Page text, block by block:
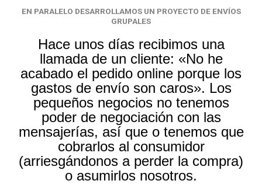
EN PARALELO DESARROLLAMOS UN PROYECTO DE ENVÍOS
GRUPALES
Hace unos días recibimos una
llamada de un cliente: «No he
acabado el pedido online porque los
gastos de envío son caros». Los
pequeños negocios no tenemos
poder de negociación con las
mensajerías, así que o tenemos que
cobrarlos al consumidor
(arriesgándonos a perder la compra)
o asumirlos nosotros.